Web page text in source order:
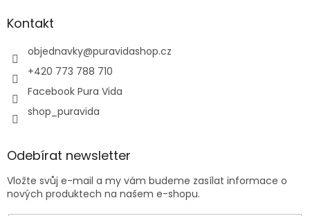
Kontakt
objednavky@puravidashop.cz
+420 773 788 710
Facebook Pura Vida
shop_puravida
Odebírat newsletter
Vložte svůj e-mail a my vám budeme zasílat informace o
nových produktech na našem e-shopu.